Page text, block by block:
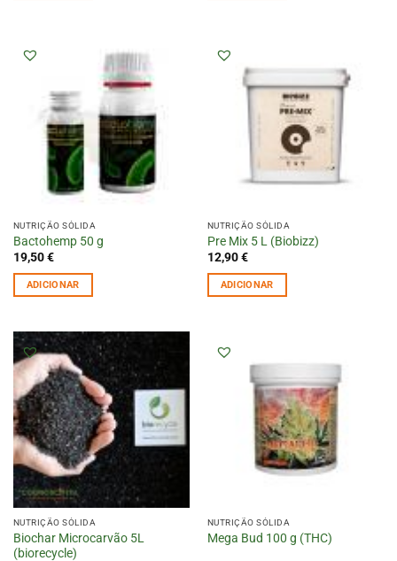
NUTRIÇÃO SÓLIDA
Bactohemp 50 g
19,50€
ADICIONAR
NUTRIÇÃO SÓLIDA
Pre Mix 5 L (Biobizz)
12,90€
ADICIONAR
NUTRIÇÃO SÓLIDA
Biochar Microcarvão 5L
(biorecycle)
NUTRIÇÃO SÓLIDA
Mega Bud 100 g (THC)